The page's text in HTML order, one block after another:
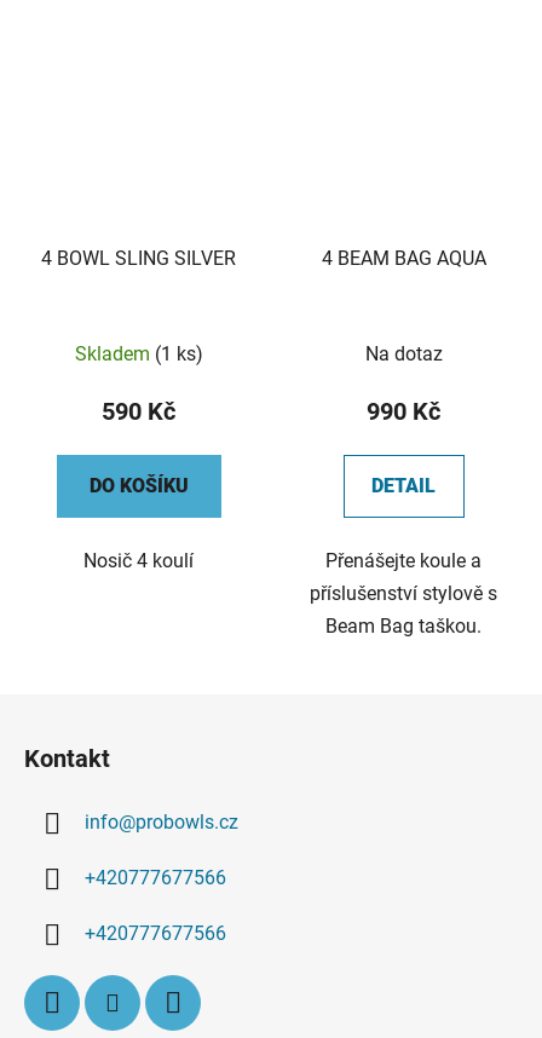
4 BOWL SLING SILVER
Skladem (1 ks)
590 Kč
DO KOŠÍKU
Nosič 4 koulí
4 BEAM BAG AQUA
Na dotaz
990 Kč
DETAIL
Přenášejte koule a
příslušenství stylově s
Beam Bag taškou.
Kontakt
info@probowls.cz
+420777677566
+420777677566